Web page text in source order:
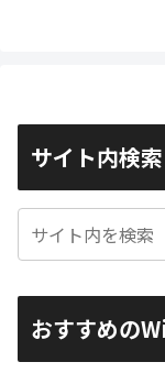
サイト内検索
おすすめの